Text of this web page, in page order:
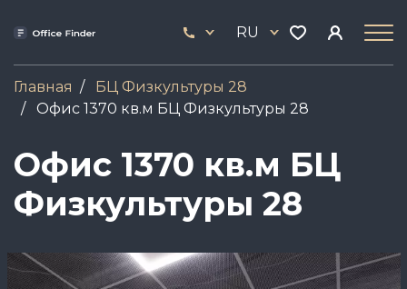
содержанию
444
17
RU
Главная
БЦ Физкультуры 28
Офис 1370 кв.м БЦ Физкультуры 28
Офис 1370 кв.м БЦ
Физкультуры 28
Image